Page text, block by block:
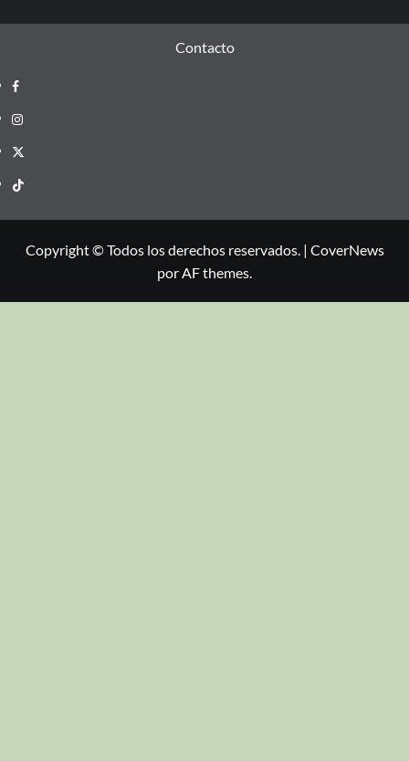
Contacto
Copyright © Todos los derechos reservados. | CoverNews
por AF themes.